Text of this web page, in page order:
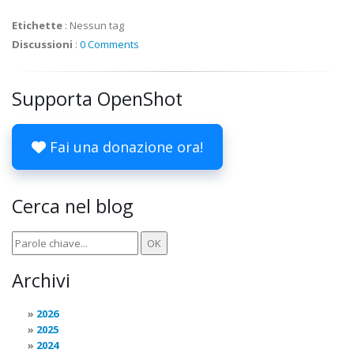
Etichette : Nessun tag
Discussioni : 0 Comments
Supporta OpenShot
Fai una donazione ora!
Cerca nel blog
Archivi
2026
2025
2024